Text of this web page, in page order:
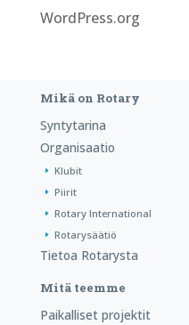
WordPress.org
Mikä on Rotary
Syntytarina
Organisaatio
Klubit
Piirit
Rotary International
Rotarysäätiö
Tietoa Rotarysta
Mitä teemme
Paikalliset projektit